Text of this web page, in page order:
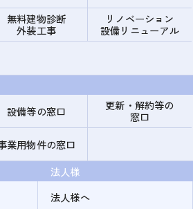
無料建物診断
外装工事
リノベーション
設備リニューアル
設備等の窓口
更新・解約等の
窓口
業用物件の窓口
法人様
法人様へ